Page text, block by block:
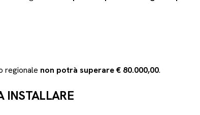
regionale non potrà superare € 80.000,00.
INSTALLARE